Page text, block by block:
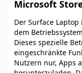
Microsoft
Der Surface
dem
Dieses spezielle
eingeschränkte
Nutzern nur, Apps